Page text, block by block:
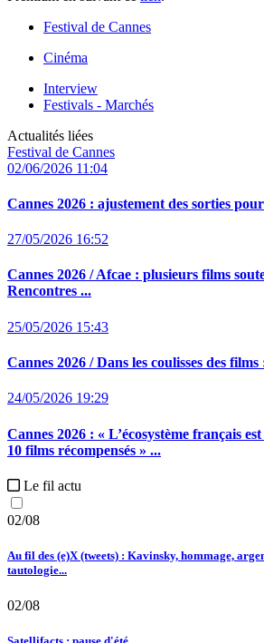
Festival de Cannes
Cinéma
Interview
Festivals - Marchés
Actualités liées
Festival de Cannes
02/06/2026 11:04
Cannes 2026 : ajustement des sorties
27/05/2026 16:52
Cannes 2026 / Afcae : plusieurs films
Rencontres ...
25/05/2026 15:43
Cannes 2026 / Dans les coulisses des films
24/05/2026 19:29
Cannes 2026 : « L’écosystème français
10 films récompensés » ...
Le fil actu
02/08
Au fil des (e)X (tweets) : Kavinsky, hommage,
tautologie...
02/08